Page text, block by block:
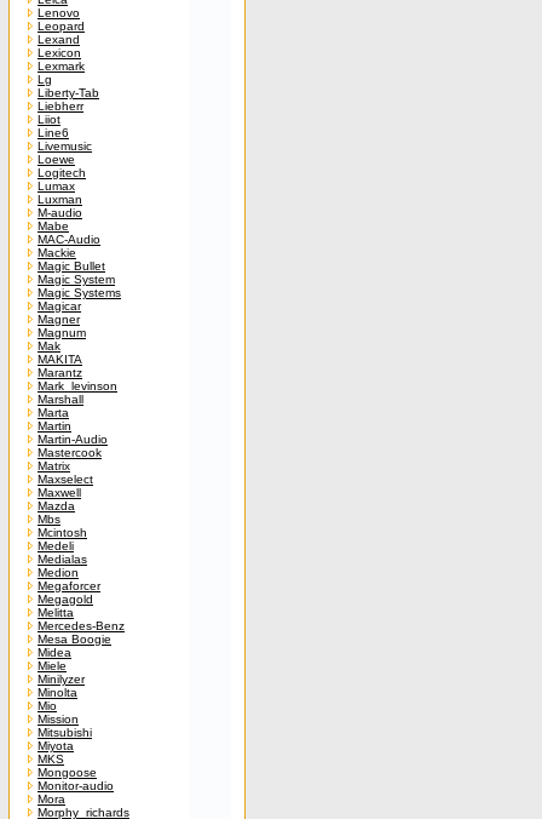
Lenovo
Leopard
Lexand
Lexicon
Lexmark
Lg
Liberty-Tab
Liebherr
Liiot
Line6
Livemusic
Loewe
Logitech
Lumax
Luxman
M-audio
Mabe
MAC-Audio
Mackie
Magic Bullet
Magic System
Magic Systems
Magicar
Magner
Magnum
Mak
MAKITA
Marantz
Mark_levinson
Marshall
Marta
Martin
Martin-Audio
Mastercook
Matrix
Maxselect
Maxwell
Mazda
Mbs
Mcintosh
Medeli
Medialas
Medion
Megaforcer
Megagold
Melitta
Mercedes-Benz
Mesa Boogie
Midea
Miele
Minilyzer
Minolta
Mio
Mission
Mitsubishi
Miyota
MKS
Mongoose
Monitor-audio
Mora
Morphy_richards